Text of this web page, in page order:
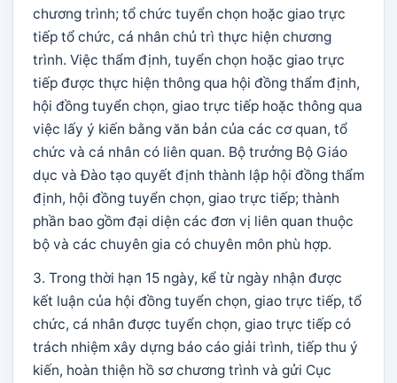
chương trình; tổ chức tuyển chọn hoặc giao trực
tiếp tổ chức, cá nhân chủ trì thực hiện chương
trình. Việc thẩm định, tuyển chọn hoặc giao trực
tiếp được thực hiện thông qua hội đồng thẩm định,
hội đồng tuyển chọn, giao trực tiếp hoặc thông qua
việc lấy ý kiến bằng văn bản của các cơ quan, tổ
chức và cá nhân có liên quan. Bộ trưởng Bộ Giáo
dục và Đào tạo quyết định thành lập hội đồng thẩm
định, hội đồng tuyển chọn, giao trực tiếp; thành
phần bao gồm đại diện các đơn vị liên quan thuộc
bộ và các chuyên gia có chuyên môn phù hợp.
3. Trong thời hạn 15 ngày, kể từ ngày nhận được
kết luận của hội đồng tuyển chọn, giao trực tiếp, tổ
chức, cá nhân được tuyển chọn, giao trực tiếp có
trách nhiệm xây dựng báo cáo giải trình, tiếp thu ý
kiến, hoàn thiện hồ sơ chương trình và gửi Cục